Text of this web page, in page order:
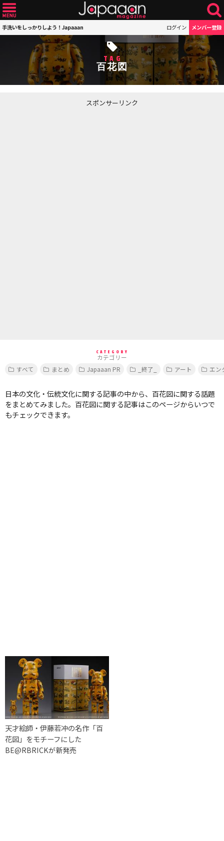
手洗いをしっかりしよう！Japaaan ログイン メンバー登録
TAG
百花図
スポンサーリンク
CATEGORY
カテゴリー
すべて
まとめ Japaaan PR _終了_ アート エン
日本の文化・伝統文化に関する記事の中から、百花図に関する話題
をまとめてみました。百花図に関する記事はこのページからいつで
もチェックできます。
天才絵師・伊藤若冲の名作「百
花図」をモチーフにした
BE@RBRICKが新発売